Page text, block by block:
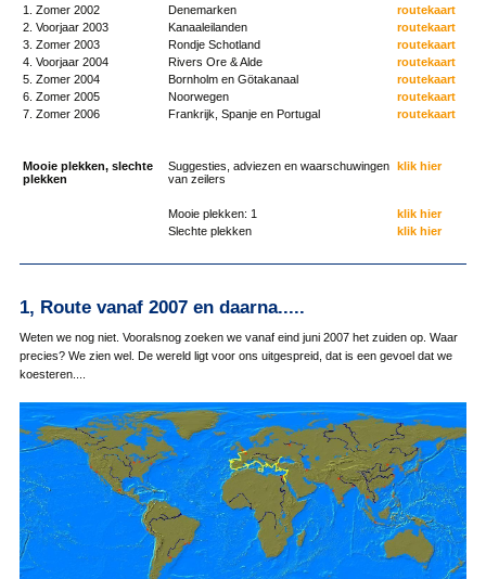
1. Zomer 2002
Denemarken
routekaart
2. Voorjaar 2003
Kanaaleilanden
routekaart
3. Zomer 2003
Rondje Schotland
routekaart
4. Voorjaar 2004
Rivers Ore & Alde
routekaart
5. Zomer 2004
Bornholm en Götakanaal
routekaart
6. Zomer 2005
Noorwegen
routekaart
7. Zomer 2006
Frankrijk, Spanje en Portugal routekaart
Mooie plekken, slechte
plekken
Suggesties, adviezen en waarschuwingen
van zeilers
klik hier
Mooie plekken: 1
klik hier
Slechte plekken
klik hier
1, Route vanaf 2007 en daarna.....
Weten we nog niet. Vooralsnog zoeken we vanaf eind juni 2007 het zuiden op. Waar
precies? We zien wel. De wereld ligt voor ons uitgespreid, dat is een gevoel dat we
koesteren....